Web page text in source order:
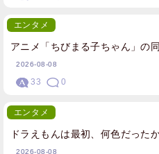
アニメ「ちびまる子ちゃん」の
エンタメ
2026-08-08
33 0
ドラえもんは最初、何色だった
エンタメ
2026-08-08